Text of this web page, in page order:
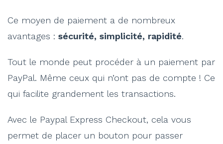
Ce moyen de paiement a de nombreux
avantages : sécurité, simplicité, rapidité.
Tout le monde peut procéder à un paiement par
PayPal. Même ceux qui n’ont pas de compte ! Ce
qui facilite grandement les transactions.
Avec le Paypal Express Checkout, cela vous
permet de placer un bouton pour passer